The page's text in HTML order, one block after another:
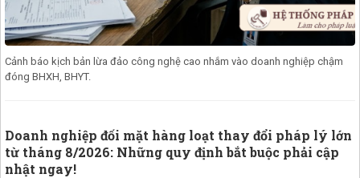
Cảnh báo kịch bản lừa đảo công nghệ cao nhắm vào doanh nghiệp chậm
đóng BHXH, BHYT.
Doanh nghiệp đối mặt hàng loạt thay đổi pháp lý lớn
từ tháng 8/2026: Những quy định bắt buộc phải cập
nhật ngay!